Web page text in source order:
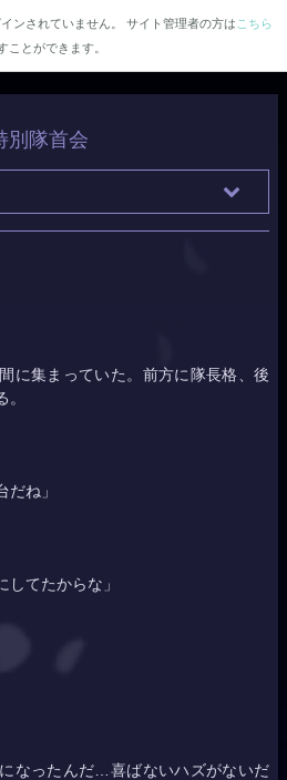
ンされていません。 サイト管理者の方は こちら
ことができます。
別隊首会
に集まっていた。前方に隊長格、後
だね」
してたからな」
なったんだ…喜ばないハズがないだ